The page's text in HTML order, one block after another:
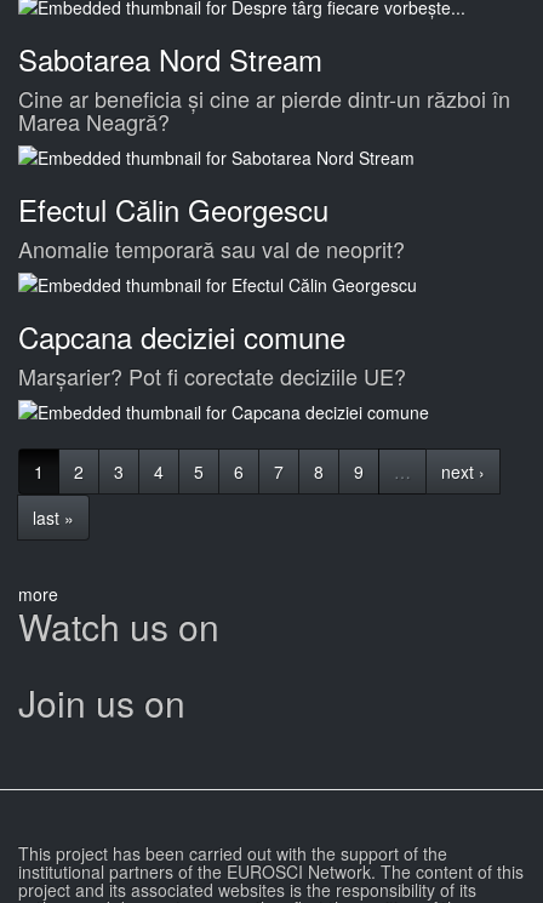
Sabotarea Nord Stream
Cine ar beneficia și cine ar pierde dintr-un război în
Marea Neagră?
Efectul Călin Georgescu
Anomalie temporară sau val de neoprit?
Capcana deciziei comune
Marșarier? Pot fi corectate deciziile UE?
1 2 3 4 5 6 7 8 9 …
next ›
last »
more
Watch us on
Join us on
This project has been carried out with the support of the
institutional partners of the EUROSCI Network. The content of this
project and its associated websites is the responsibility of its